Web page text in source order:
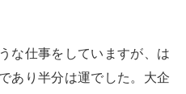
な仕事をしていますが、は
あり半分は運でした。大企